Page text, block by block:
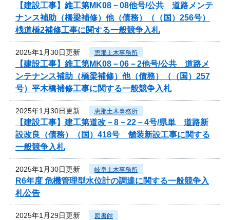
【建設工事】維工第MK08－08他号/公共 道路メンテ
ナンス補助（橋梁補修）他（債務）（（国）256号）
桟道橋2補修工事に関する一般競争入札
2025年1月30日更新 恵那土木事務所
【建設工事】維工第MK08－06－2他号/公共 道路メ
ンテナンス補助（橋梁補修）他（債務）（（国）257
号）平木橋補修工事に関する一般競争入札
2025年1月30日更新 恵那土木事務所
【建設工事】建工第道改－8－22－4号/県単 道路新
設改良（債務）（国）418号 舗装新設工事に関する
一般競争入札
2025年1月30日更新 岐阜土木事務所
R6年度 危機管理型水位計の調達に関する一般競争入
札公告
2025年1月29日更新 図書館